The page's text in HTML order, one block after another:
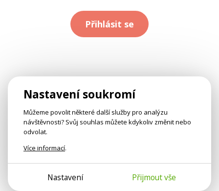
Přihlásit se
Nastavení soukromí
Můžeme povolit některé další služby pro analýzu
návštěvnosti? Svůj souhlas můžete kdykoliv změnit nebo
odvolat.
Více informací.
Nastavení Přijmout vše